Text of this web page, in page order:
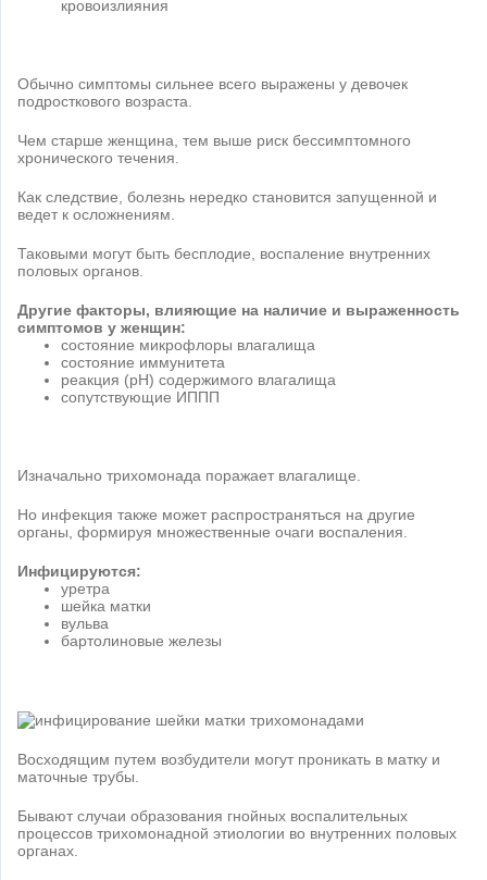
кровоизлияния
Обычно симптомы сильнее всего выражены у девочек
подросткового возраста.
Чем старше женщина, тем выше риск бессимптомного
хронического течения.
Как следствие, болезнь нередко становится запущенной и
ведет к осложнениям.
Таковыми могут быть бесплодие, воспаление внутренних
половых органов.
Другие факторы, влияющие на наличие и выраженность
симптомов у женщин:
состояние микрофлоры влагалища
состояние иммунитета
реакция (рН) содержимого влагалища
сопутствующие ИППП
Изначально трихомонада поражает влагалище.
Но инфекция также может распространяться на другие
органы, формируя множественные очаги воспаления.
Инфицируются:
уретра
шейка матки
вульва
бартолиновые железы
Восходящим путем возбудители могут проникать в матку и
маточные трубы.
Бывают случаи образования гнойных воспалительных
процессов трихомонадной этиологии во внутренних половых
органах.